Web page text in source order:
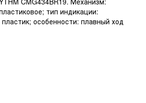
тип индикации:
особенности: плавный ход